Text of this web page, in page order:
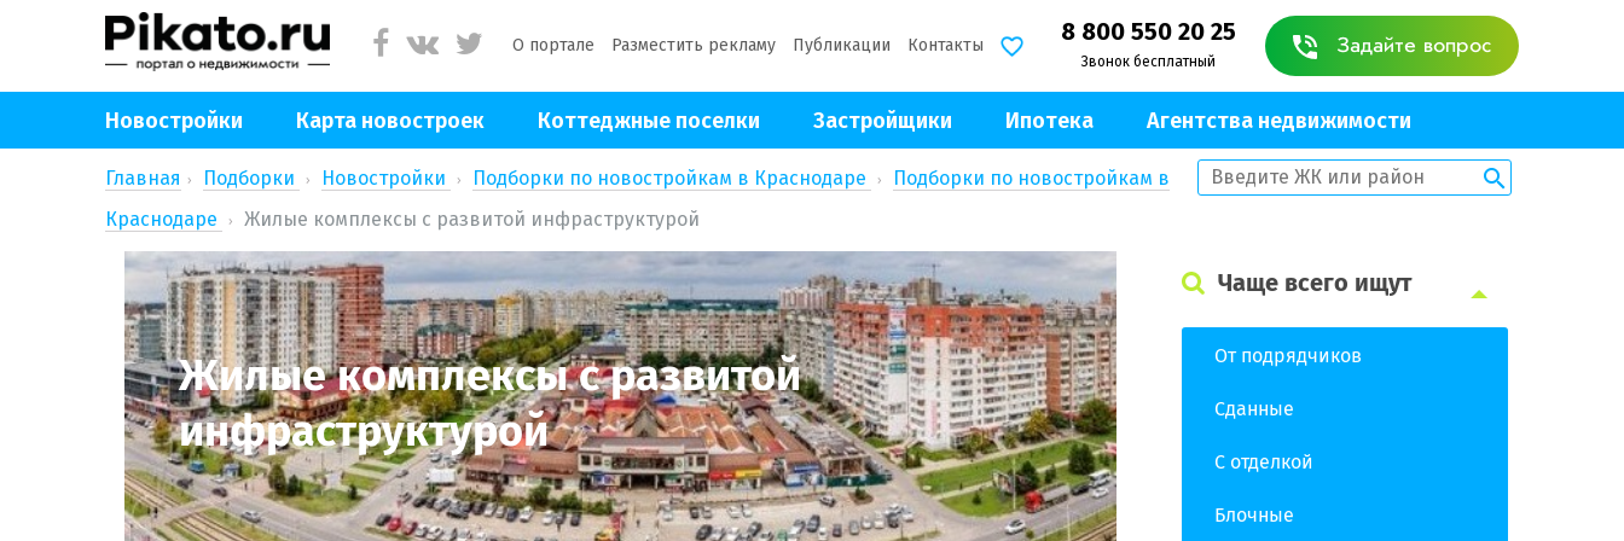
О портале Разместить рекламу Публикации Контакты 8 800 550 20 25
Звонок бесплатный
Задайте вопрос
Новостройки Карта новостроек Коттеджные поселки Застройщики Ипотека Агентства недвижимости
Главная Подборки Новостройки Подборки по новостройкам в Краснодаре
Подборки по новостройкам в
Краснодаре
Жилые комплексы с развитой инфраструктурой
Жилые комплексы с развитой
инфраструктурой
Чаще всего ищут
От подрядчиков
Сданные
С отделкой
Блочные